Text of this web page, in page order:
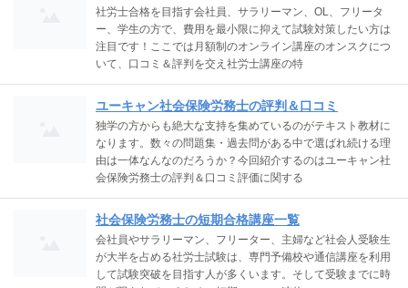
社労士合格を目指す会社員、サラリーマン、OL、フリータ
ー、学生の方で、費用を最小限に抑えて試験対策したい方は
注目です！ここでは月額制のオンライン講座のオンスクにつ
いて、口コミ＆評判を交え社労士講座の特
ユーキャン社会保険労務士の評判＆口コミ
独学の方からも絶大な支持を集めているのがテキスト教材に
なります。数々の問題集・過去問がある中で選ばれ続ける理
由は一体なんなのだろうか？今回紹介するのはユーキャン社
会保険労務士の評判＆口コミ評価に関する
社会保険労務士の短期合格講座一覧
会社員やサラリーマン、フリーター、主婦など社会人受験生
が大半を占める社労士試験は、専門予備校や通信講座を利用
して試験突破を目指す人が多くいます。そして受験までに時